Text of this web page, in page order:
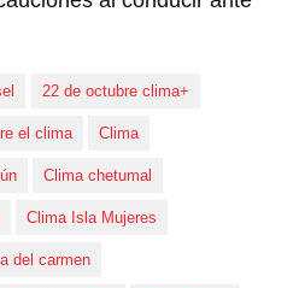
22 de octubre clima+
el clima Clima
Clima chetumal
Clima Isla Mujeres
del carmen